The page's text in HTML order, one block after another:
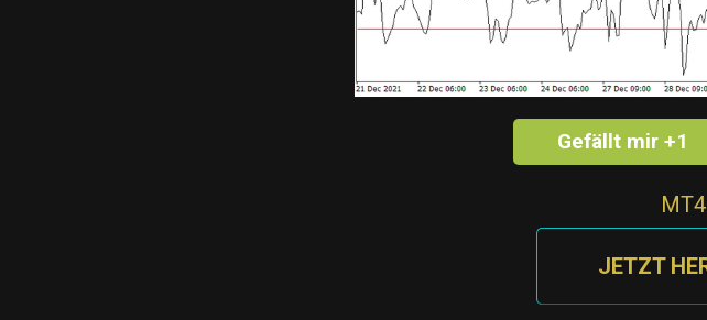
Gefällt mir +1
JETZT